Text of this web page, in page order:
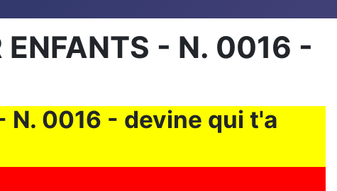
ENFANTS - N. 0016 -
- N. 0016 - devine qui t'a